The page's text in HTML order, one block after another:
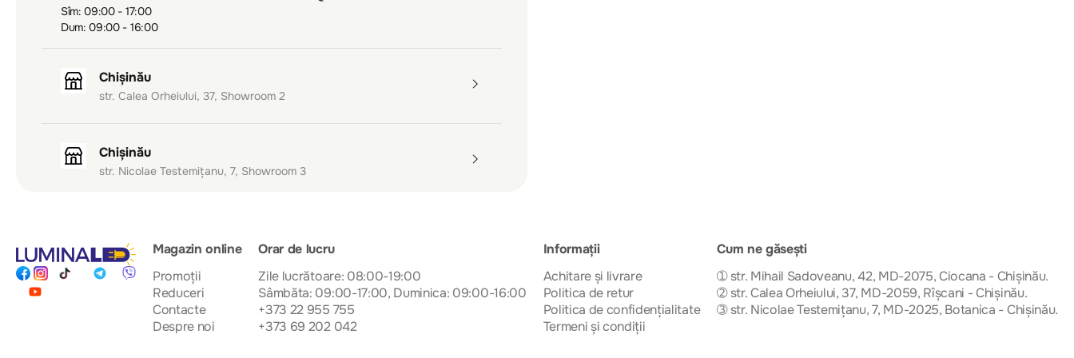
Sîm: 09:00 - 17:00
Dum: 09:00 - 16:00
Chișinău
str. Calea Orheiului, 37, Showroom 2
Chișinău
str. Nicolae Testemițanu, 7, Showroom 3
Magazin online
Promoții
Reduceri
Contacte
Despre noi
Orar de lucru
Zile lucrătoare: 08:00-19:00
Sâmbăta: 09:00-17:00, Duminica: 09:00-16:00
+373 22 955 755
+373 69 202 042
Informații
Achitare și livrare
Politica de retur
Politica de confidențialitate
Termeni și condiții
Cum ne găsești
➀ str. Mihail Sadoveanu, 42, MD-2075, Ciocana - Chișinău.
➁ str. Calea Orheiului, 37, MD-2059, Rîșcani - Chișinău.
➂ str. Nicolae Testemițanu, 7, MD-2025, Botanica - Chișinău.